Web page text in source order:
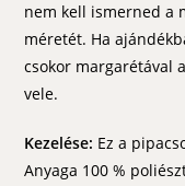
nem kell ismerned a
méretét. Ha
csokor margarétával
vele.
Kezelése: Ez a
Anyaga 100 %